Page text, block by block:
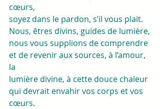
cœurs,
soyez dans le pardon, s’il vous plait.
Nous, êtres divins, guides de lumière,
nous vous supplions de comprendre
et de revenir aux sources, à l’amour,
la
lumière divine, à cette douce chaleur
qui devrait envahir vos corps et vos
cœurs.